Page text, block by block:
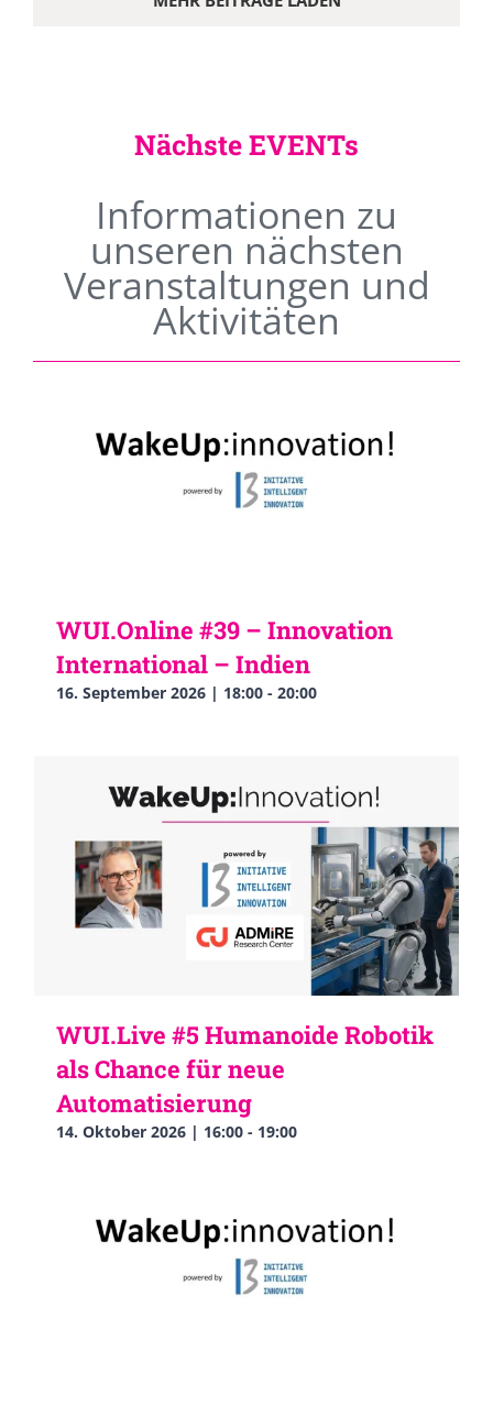
Nächste EVENTs
Informationen zu
unseren nächsten
Veranstaltungen und
Aktivitäten
WUI.Online #39 – Innovation
International – Indien
16. September 2026 | 18:00 - 20:00
WUI.Live #5 Humanoide Robotik
als Chance für neue
Automatisierung
14. Oktober 2026 | 16:00 - 19:00